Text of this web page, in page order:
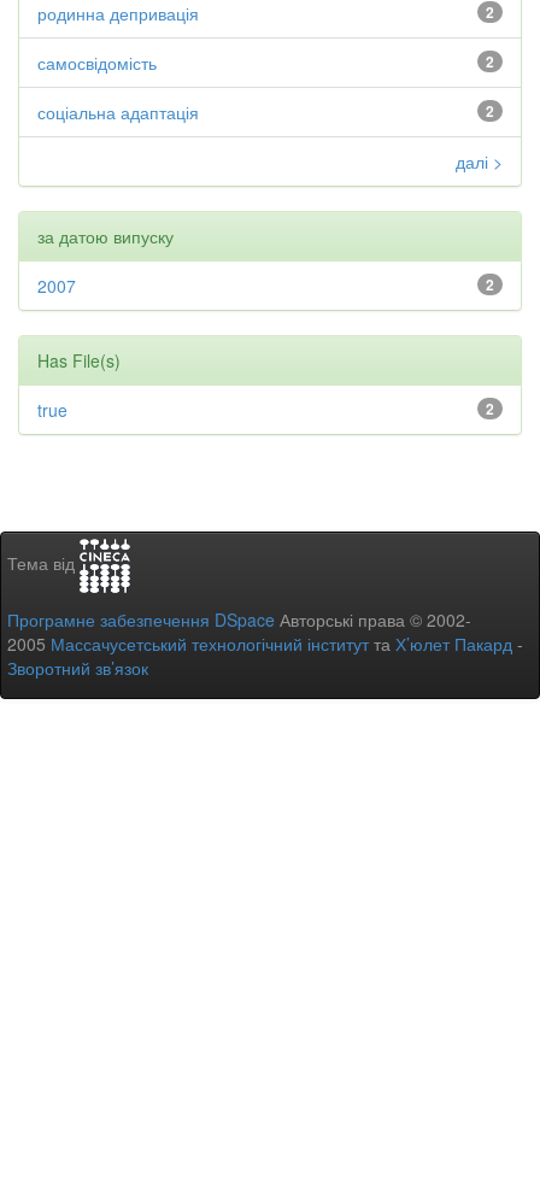
2
родинна депривація
2
самосвідомість
2
соціальна адаптація
далі >
за датою випуску
2
2007
Has File(s)
2
true
Тема від
Програмне забезпечення DSpace Авторські права © 2002-
2005 Массачусетський технологічний інститутта Х’юлет Пакард -
Зворотний зв’язок